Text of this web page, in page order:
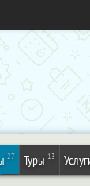
27 Туры 13